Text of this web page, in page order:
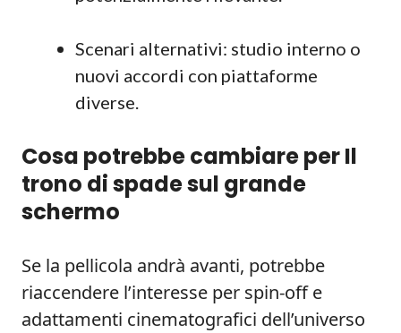
Scenari alternativi: studio interno o
nuovi accordi con piattaforme
diverse.
Cosa potrebbe cambiare per Il
trono di spade sul grande
schermo
Se la pellicola andrà avanti, potrebbe
riaccendere l’interesse per spin-off e
adattamenti cinematografici dell’universo